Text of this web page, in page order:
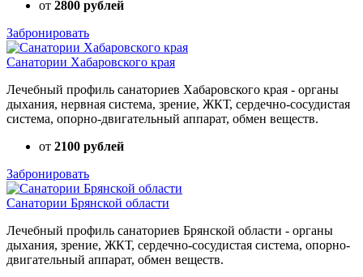
от 2800 рублей
Забронировать
Санатории Хабаровского края
Лечебный профиль санаториев Хабаровского края - органы
дыхания, нервная система, зрение, ЖКТ, сердечно-сосудистая
система, опорно-двигательный аппарат, обмен веществ.
от 2100 рублей
Забронировать
Санатории Брянской области
Лечебный профиль санаториев Брянской области - органы
дыхания, зрение, ЖКТ, сердечно-сосудистая система, опорно-
двигательный аппарат, обмен веществ.